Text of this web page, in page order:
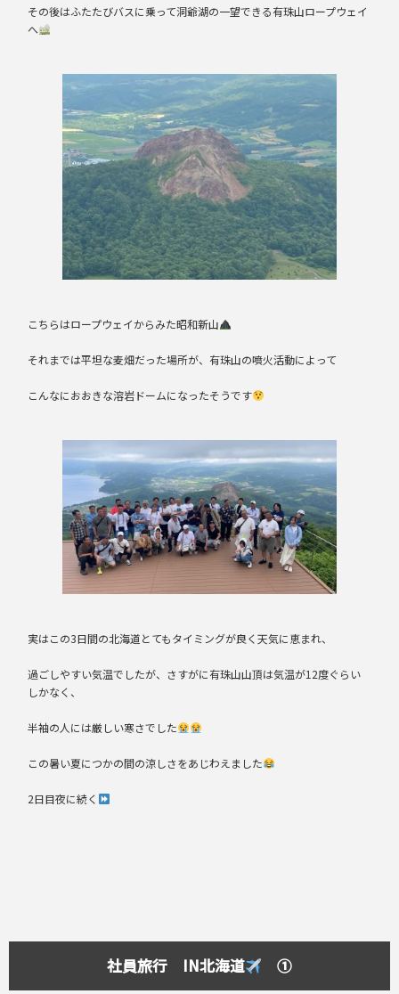
その後はふたたびバスに乗って洞爺湖の一望できる有珠山ロープウェイ
へ
こちらはロープウェイからみた昭和新山
それまでは平坦な麦畑だった場所が、有珠山の噴火活動によって
こんなにおおきな溶岩ドームになったそうです
実はこの3日間の北海道とてもタイミングが良く天気に恵まれ、
過ごしやすい気温でしたが、さすがに有珠山山頂は気温が12度ぐらい
しかなく、
半袖の人には厳しい寒さでした
この暑い夏につかの間の涼しさをあじわえました
2日目夜に続く
社員旅行 IN北海道 ①